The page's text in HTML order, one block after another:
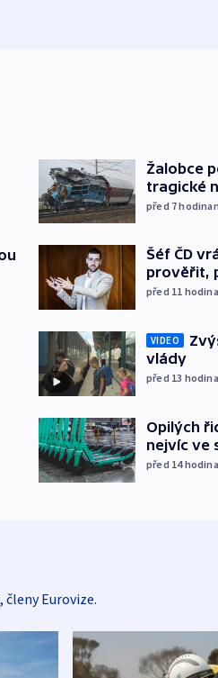
Žalobce
tragické
před 7
Šéf ČD
prověřit,
před 11
VIDEO
vlády
před 13
Opilých
nejvíc ve
před 14
Eurovize.